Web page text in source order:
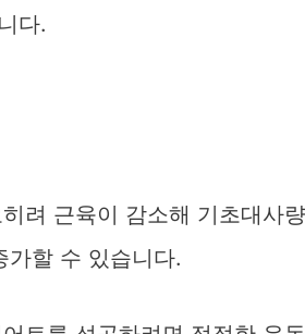
다.
려 근육이 감소해 기초대사
가할 수 있습니다.